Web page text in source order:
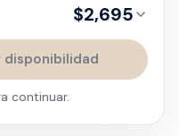
$2,695
continuar.